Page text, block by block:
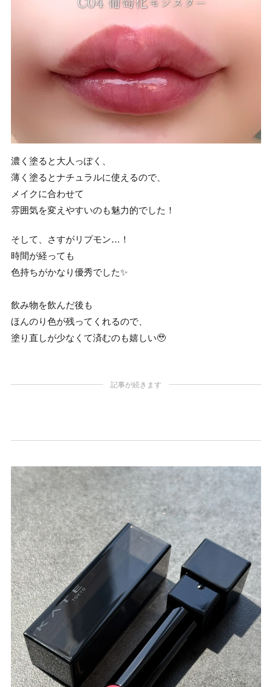
濃く塗ると大人っぽく、
薄く塗るとナチュラルに使えるので、
メイクに合わせて
雰囲気を変えやすいのも魅力的でした！
そして、さすがリプモン…！
時間が経っても
色持ちがかなり優秀でした✨
飲み物を飲んだ後も
ほんのり色が残ってくれるので、
塗り直しが少なくて済むのも嬉しい🥹
記事が続きます